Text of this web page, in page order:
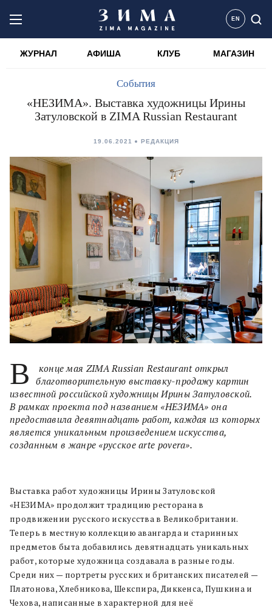
EN
ЖУРНАЛ АФИША КЛУБ МАГАЗИН
События
«НЕЗИМА». Выставка художницы Ирины
Затуловской в ZIMA Russian Restaurant
19.06.2021 РЕДАКЦИЯ
В
конце мая ZIMA Russian Restaurant открыл
благотворительную выставку-продажу картин
известной российской художницы Ирины Затуловской.
В рамках проекта под названием «НЕЗИМА» она
предоставила девятнадцать работ, каждая из которых
является уникальным произведением искусства,
созданным в жанре «русское arte povera».
Выставка работ художницы Ирины Затуловской
«НЕЗИМА» продолжит традицию ресторана в
продвижении русского искусства в Великобритании.
Теперь в местную коллекцию авангарда и старинных
предметов быта добавились девятнадцать уникальных
работ, которые художница создавала в разные годы.
Среди них — портреты русских и британских писателей —
Платонова, Хлебникова, Шекспира, Диккенса, Пушкина и
Чехова, написанные в характерной для неё